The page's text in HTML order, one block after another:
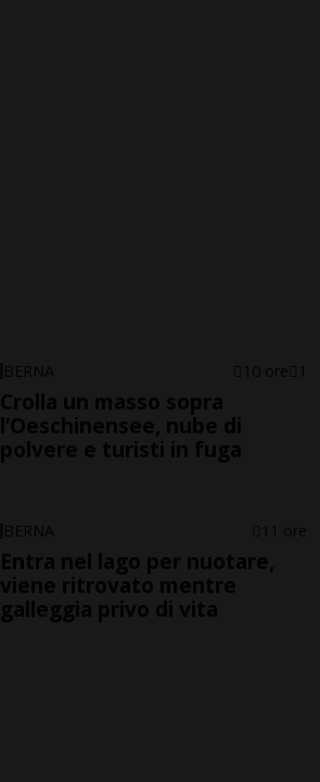
BERNA 10 ore 1
Crolla un masso sopra
l’Oeschinensee, nube di
polvere e turisti in fuga
BERNA 11 ore
Entra nel lago per nuotare,
viene ritrovato mentre
galleggia privo di vita